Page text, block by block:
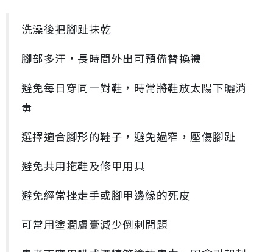
洗澡後把腳趾抹乾
腳部多汗，長時間外出可預備替換襪
避免每日穿同一對鞋，時常將鞋放太陽下曬消
毒
選擇適合腳形的鞋子，避免過窄，壓傷腳趾
避免共用拖鞋及修甲用具
避免經常挫走手或腳甲邊緣的死皮
可常用塗潤膚膏減少倒刺問題